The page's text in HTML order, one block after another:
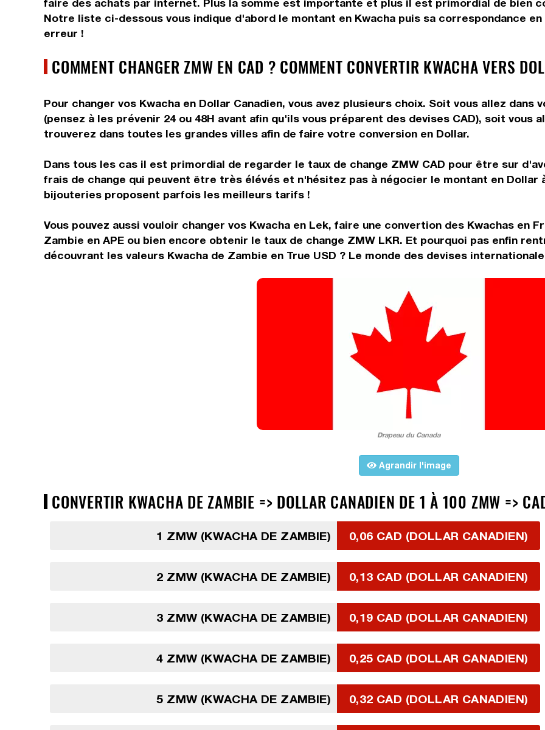
faire des achats par internet. Plus la somme est importante et plus il est primordial de bien
Notre liste ci-dessous vous indique d'abord le montant en Kwacha puis sa correspondance
erreur !
COMMENT CHANGER ZMW EN CAD ? COMMENT CONVERTIR KWACHA VERS
Pour changer vos Kwacha en Dollar Canadien, vous avez plusieurs choix. Soit vous allez dans
(pensez à les prévenir 24 ou 48H avant afin qu'ils vous préparent des devises CAD), soit vous
trouverez dans toutes les grandes villes afin de faire votre conversion en Dollar.
Dans tous les cas il est primordial de regarder le taux de change ZMW CAD pour être sur
frais de change qui peuvent être très élévés et n'hésitez pas à négocier le montant en Dollar
bijouteries proposent parfois les meilleurs tarifs !
Vous pouvez aussi vouloir changer vos Kwacha en Lek, faire une convertion des Kwachas en
Zambie en APE ou bien encore obtenir le taux de change ZMW LKR. Et pourquoi pas enfin
découvrant les valeurs Kwacha de Zambie en True USD ? Le monde des devises
Drapeau du Canada
Agrandir l'image
CONVERTIR KWACHA DE ZAMBIE => DOLLAR CANADIEN DE 1 À 100 ZMW =>
1 ZMW (KWACHA DE ZAMBIE) 0,06 CAD (DOLLAR CANADIEN)
2 ZMW (KWACHA DE ZAMBIE) 0,13 CAD (DOLLAR CANADIEN)
3 ZMW (KWACHA DE ZAMBIE) 0,19 CAD (DOLLAR CANADIEN)
4 ZMW (KWACHA DE ZAMBIE) 0,25 CAD (DOLLAR CANADIEN)
5 ZMW (KWACHA DE ZAMBIE) 0,32 CAD (DOLLAR CANADIEN)